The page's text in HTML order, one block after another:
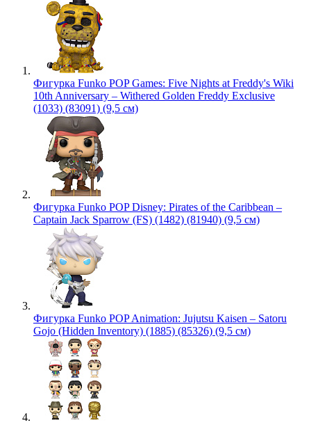
Фигурка Funko POP Games: Five Nights at Freddy's Wiki
10th Anniversary – Withered Golden Freddy Exclusive
(1033) (83091) (9,5 см)
Фигурка Funko POP Disney: Pirates of the Caribbean –
Captain Jack Sparrow (FS) (1482) (81940) (9,5 см)
Фигурка Funko POP Animation: Jujutsu Kaisen – Satoru
Gojo (Hidden Inventory) (1885) (85326) (9,5 см)